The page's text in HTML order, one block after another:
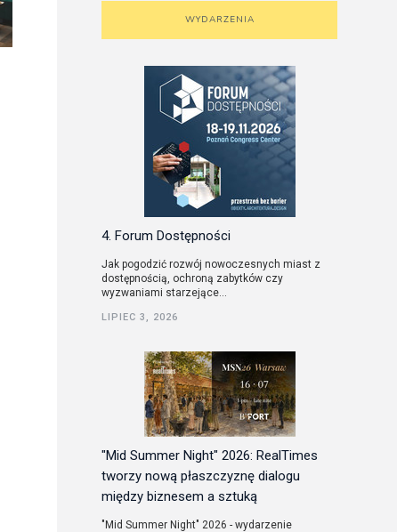
WYDARZENIA
4. Forum Dostępności
Jak pogodzić rozwój nowoczesnych miast z
dostępnością, ochroną zabytków czy
wyzwaniami starzejące...
LIPIEC 3, 2026
"Mid Summer Night" 2026: RealTimes
tworzy nową płaszczyznę dialogu
między biznesem a sztuką
"Mid Summer Night" 2026 - wydarzenie